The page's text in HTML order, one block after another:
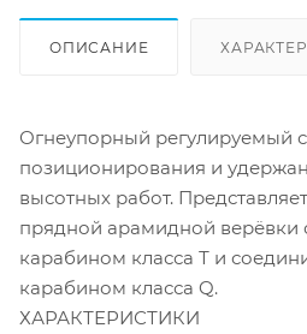
ОПИСАНИЕ
Огнеупорный регулируемый
позиционирования и
высотных работ.
прядной арамидной
карабином класса Т и
карабином класса Q.
ХАРАКТЕРИСТИКИ